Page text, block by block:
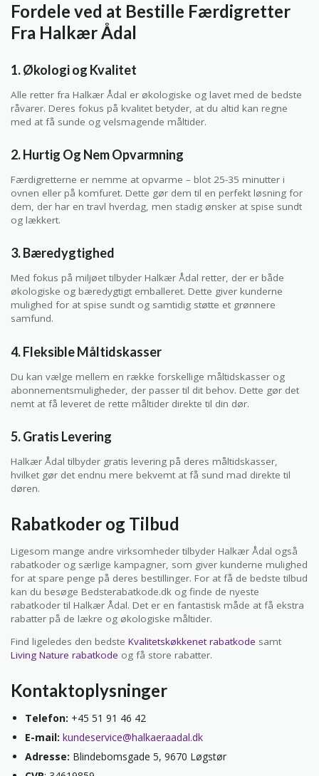
Fordele ved at Bestille Færdigretter
Fra Halkær Ådal
1. Økologi og Kvalitet
Alle retter fra Halkær Ådal er økologiske og lavet med de bedste
råvarer. Deres fokus på kvalitet betyder, at du altid kan regne
med at få sunde og velsmagende måltider.
2. Hurtig Og Nem Opvarmning
Færdigretterne er nemme at opvarme – blot 25-35 minutter i
ovnen eller på komfuret. Dette gør dem til en perfekt løsning for
dem, der har en travl hverdag, men stadig ønsker at spise sundt
og lækkert.
3. Bæredygtighed
Med fokus på miljøet tilbyder Halkær Ådal retter, der er både
økologiske og bæredygtigt emballeret. Dette giver kunderne
mulighed for at spise sundt og samtidig støtte et grønnere
samfund.
4. Fleksible Måltidskasser
Du kan vælge mellem en række forskellige måltidskasser og
abonnementsmuligheder, der passer til dit behov. Dette gør det
nemt at få leveret de rette måltider direkte til din dør.
5. Gratis Levering
Halkær Ådal tilbyder gratis levering på deres måltidskasser,
hvilket gør det endnu mere bekvemt at få sund mad direkte til
døren.
Rabatkoder og Tilbud
Ligesom mange andre virksomheder tilbyder Halkær Ådal også
rabatkoder og særlige kampagner, som giver kunderne mulighed
for at spare penge på deres bestillinger. For at få de bedste tilbud
kan du besøge Bedsterabatkode.dk og finde de nyeste
rabatkoder til Halkær Ådal. Det er en fantastisk måde at få ekstra
rabatter på de lækre og økologiske måltider.
Find ligeledes den bedste Kvalitetskøkkenet rabatkode samt
Living Nature rabatkode og få store rabatter.
Kontaktoplysninger
Telefon: +45 51 91 46 42
E-mail: kundeservice@halkaeraadal.dk
Adresse: Blindebomsgade 5, 9670 Løgstør